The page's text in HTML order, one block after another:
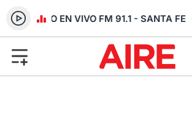
RADIO EN VIVO FM 91.1 - SANTA FE